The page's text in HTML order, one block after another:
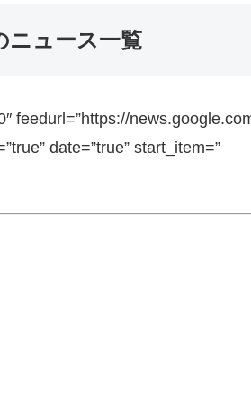
ニュース一覧
feedurl=”https://
date=”true” start_item=”